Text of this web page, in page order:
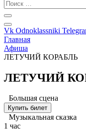
Vk Odnoklassniki
Главная
Афиша
ЛЕТУЧИЙ КОРАБЛЬ
ЛЕТУЧИЙ
Большая сцена
Купить билет
Музыкальная сказка
1 час